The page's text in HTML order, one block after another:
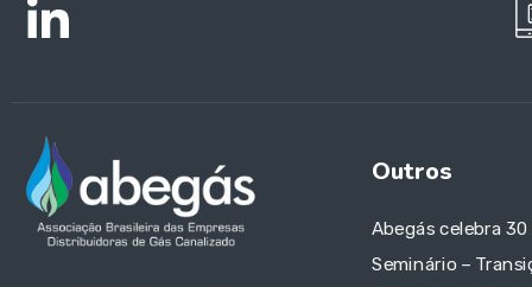
Outros
Abegás celebra 30
Seminário –